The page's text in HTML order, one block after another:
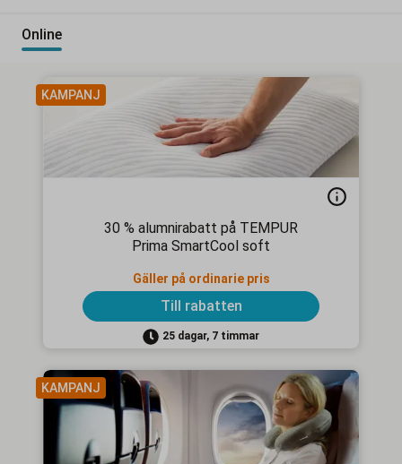
Online
KAMPANJ
30 % alumnirabatt på TEMPUR
Prima SmartCool soft
Gäller på ordinarie pris
Till rabatten
25 dagar, 7 timmar
KAMPANJ